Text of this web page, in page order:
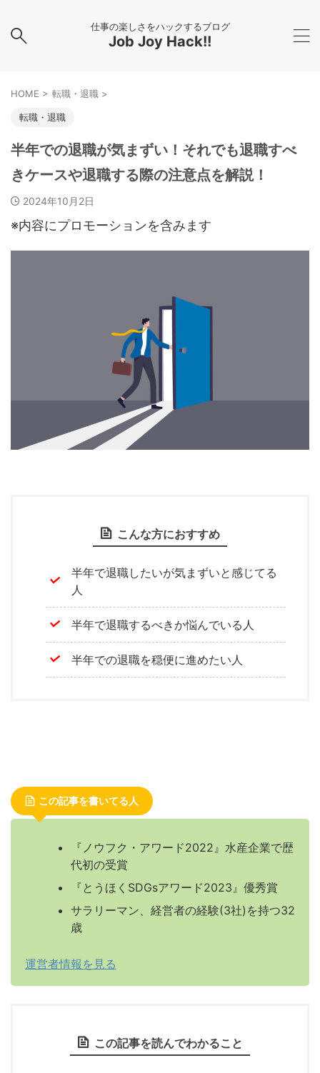
仕事の楽しさをハックするブログ
Job Joy Hack!!
HOME > 転職・退職 >
転職・退職
半年での退職が気まずい！それでも退職すべ
きケースや退職する際の注意点を解説！
2024年10月2日
※内容にプロモーションを含みます
こんな方におすすめ
半年で退職したいが気まずいと感じてる
人
半年で退職するべきか悩んでいる人
半年での退職を穏便に進めたい人
この記事を書いてる人
『ノウフク・アワード2022』水産企業で歴
代初の受賞
『とうほくSDGsアワード2023』優秀賞
サラリーマン、経営者の経験(3社)を持つ32
歳
運営者情報を見る
この記事を読んでわかること